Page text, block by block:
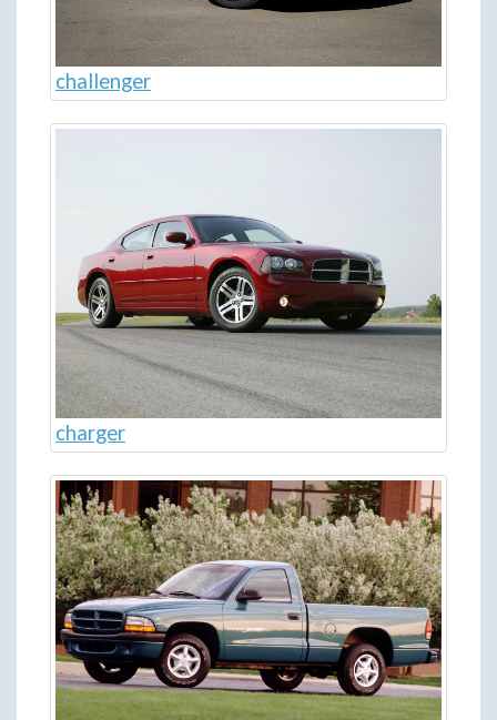
challenger
charger